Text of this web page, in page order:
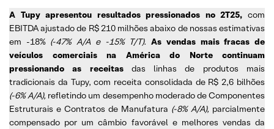
A Tupy apresentou resultados pressionados no 2T25, com
EBITDA ajustado de R$ 210 milhões abaixo de nossas estimativas
em -18% (-47% A/A e -15% T/T).As vendas mais fracas de
veículos comerciais na América do Norte continuam
pressionando as receitas das linhas de produtos mais
tradicionais da Tupy, com receita consolidada de R$ 2,6 bilhões
(-6% A/A), refletindo um desempenho moderado de Componentes
Estruturais e Contratos de Manufatura (-8% A/A), parcialmente
compensado por um câmbio favorável e melhores vendas da